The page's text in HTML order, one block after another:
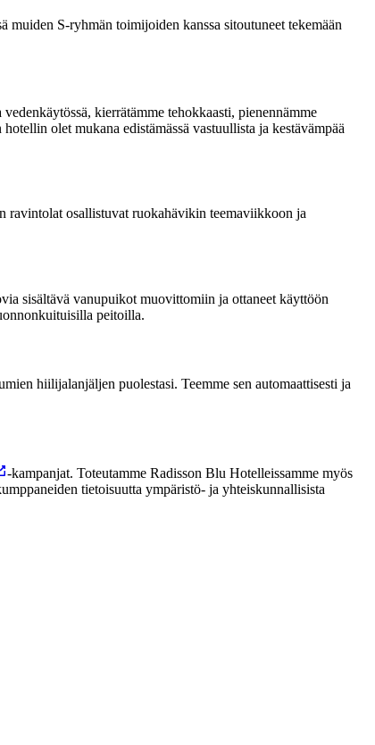
S-ryhmän toimijoiden kanssa sitoutuneet tekemään
kierrätämme tehokkaasti, pienennämme
olet mukana edistämässä vastuullista ja kestävämpää
ravintolat osallistuvat ruokahävikin teemaviikkoon ja
sisältävä vanupuikot muovittomiin ja ottaneet käyttöön
peitoilla.
hiilijalanjäljen puolestasi. Teemme sen automaattisesti ja
-kampanjat. Toteutamme Radisson Blu Hotelleissamme myös
tietoisuutta ympäristö- ja yhteiskunnallisista